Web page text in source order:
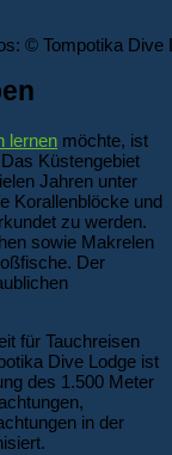
© Tompotika Dive
lernen möchte, ist
Küstengebiet
Jahren unter
Korallenblöcke und
zu werden.
sowie Makrelen
Der
für Tauchreisen
Dive Lodge ist
des 1.500 Meter
in der